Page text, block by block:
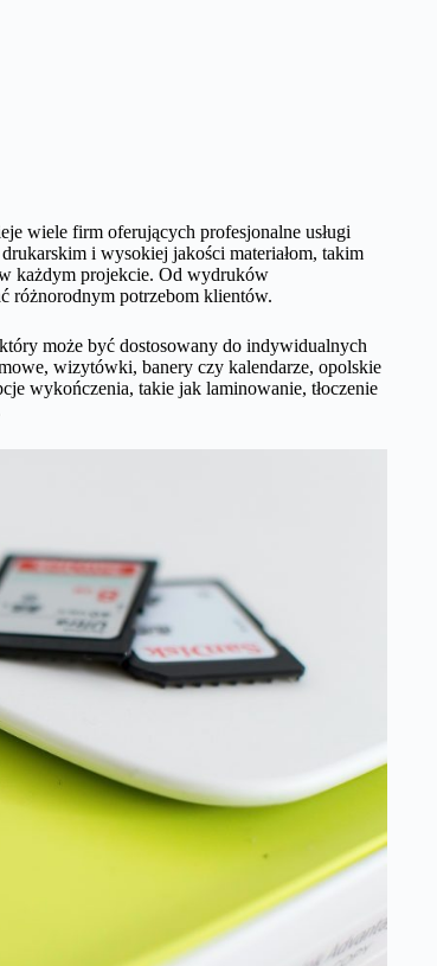
wiele firm oferujących profesjonalne usługi
i wysokiej jakości materiałom, takim
każdym projekcie. Od wydruków
różnorodnym potrzebom klientów.
może być dostosowany do indywidualnych
wizytówki, banery czy kalendarze, opolskie
wykończenia, takie jak laminowanie, tłoczenie